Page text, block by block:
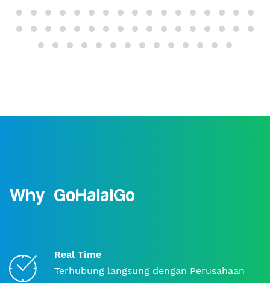
Why GoHalalGo
Real Time
Terhubung langsung dengan Perusahaan